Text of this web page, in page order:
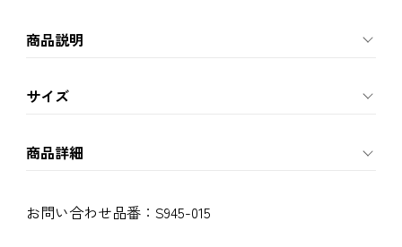
商品説明
サイズ
商品詳細
お問い合わせ品番： S945-015